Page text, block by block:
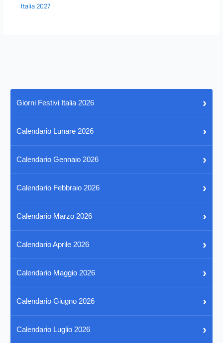
Italia 2027
Giorni Festivi Italia 2026 ›
Calendario Lunare 2026 ›
Calendario Gennaio 2026 ›
Calendario Febbraio 2026 ›
Calendario Marzo 2026 ›
Calendario Aprile 2026 ›
Calendario Maggio 2026 ›
Calendario Giugno 2026 ›
Calendario Luglio 2026 ›